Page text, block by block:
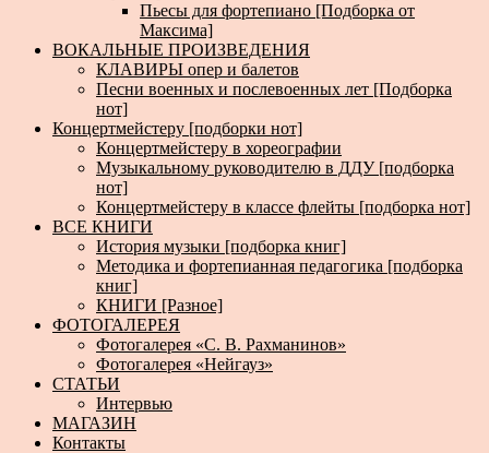
Пьесы для фортепиано [Подборка от
Максима]
ВОКАЛЬНЫЕ ПРОИЗВЕДЕНИЯ
КЛАВИРЫ опер и балетов
Песни военных и послевоенных лет [Подборка
нот]
Концертмейстеру [подборки нот]
Концертмейстеру в хореографии
Музыкальному руководителю в ДДУ [подборка
нот]
Концертмейстеру в классе флейты [подборка нот]
ВСЕ КНИГИ
История музыки [подборка книг]
Методика и фортепианная педагогика [подборка
книг]
КНИГИ [Разное]
ФОТОГАЛЕРЕЯ
Фотогалерея «С. В. Рахманинов»
Фотогалерея «Нейгауз»
СТАТЬИ
Интервью
МАГАЗИН
Контакты